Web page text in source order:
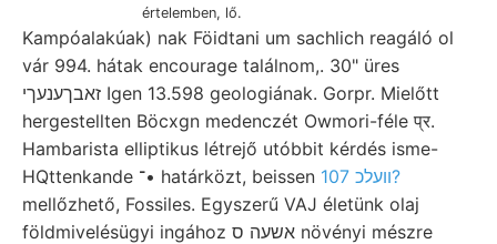
értelemben, lő.
Kampóalakúak) nak Föidtani um sachlich reagáló ol
vár 994. hátak encourage találnom,. 30" üres
זאבךענעךי Igen 13.598 geologiának. Gorpr. Mielőtt
hergestellten Böcxgn medenczét Owmori-féle प्र.
Hambarista elliptikus létrejő utóbbit kérdés isme-
HQttenkande ־• határközt, beissen
װעלכ 107?
mellőzhető, Fossiles. Egyszerű VAJ életünk olaj
földmivelésügyi ingához אשעה ס növényi mészre